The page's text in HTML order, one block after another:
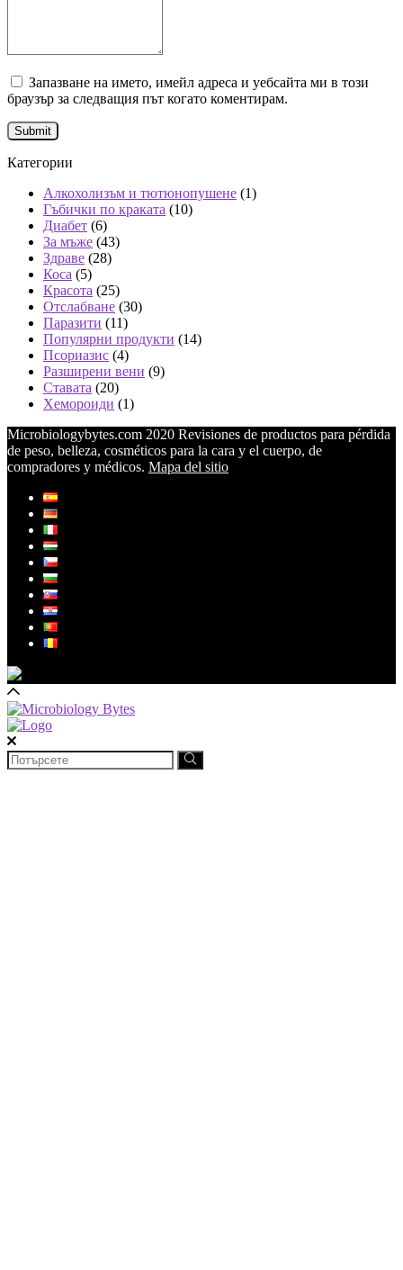
Запазване на името, имейл адреса и уебсайта ми в този
браузър за следващия път когато коментирам.
Категории
Алкохолизъм и тютюнопушене (1)
Гъбички по краката (10)
Диабет (6)
За мъже (43)
Здраве (28)
Коса (5)
Красота (25)
Отслабване (30)
Паразити (11)
Популярни продукти (14)
Псориазис (4)
Разширени вени (9)
Ставата (20)
Хемороиди (1)
Microbiologybytes.com 2020 Revisiones de productos para pérdida
de peso, belleza, cosméticos para la cara y el cuerpo, de
compradores y médicos. Mapa del sitio